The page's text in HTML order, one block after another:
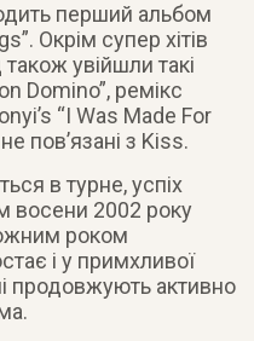
перший альбом
Окрім супер хітів
увійшли такі
Domino”, ремікс
“I Was Made For
пов’язані з Kiss.
в турне, успіх
восени 2002 року
роком
і у примхливої
продовжують активно